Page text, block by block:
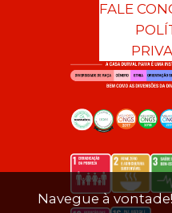
FALE
Navegue à